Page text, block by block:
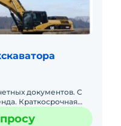
документов. С
Краткосрочная